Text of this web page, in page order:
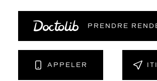
PRENDRE
APPELER